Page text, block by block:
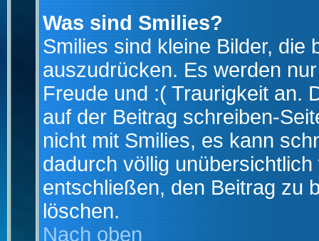
Was sind Smilies?
Smilies sind kleine Bilder, die
auszudrücken. Es werden
Freude und :( Traurigkeit an.
auf der Beitrag schreiben-
nicht mit Smilies, es kann
dadurch völlig
entschließen, den Beitrag zu
löschen.
Nach oben